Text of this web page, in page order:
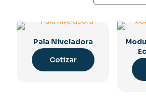
Pala Niveladora
Cotizar